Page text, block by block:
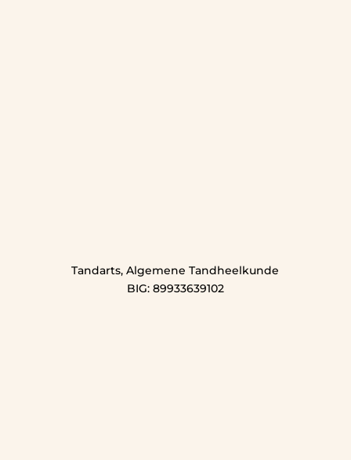
Tandarts, Algemene Tandheelkunde
BIG: 89933639102